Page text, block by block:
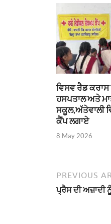
ਵਿਸਵ ਰੈਡ
ਹਸਪਤਾਲ ਅਤੇ
ਸਕੂਲ,ਅੱਤੇਵਾਲੀ
ਕੈਂਪ ਲਗਾਏ
8 May 2026
PREVIOUS
ਪ੍ਰੈਸ ਦੀ ਅਜ਼ਾਦੀ